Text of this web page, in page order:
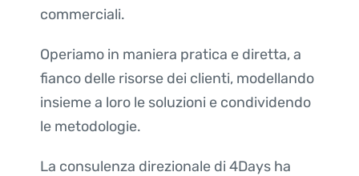
commerciali.
Operiamo in maniera pratica e diretta, a
fianco delle risorse dei clienti, modellando
insieme a loro le soluzioni e condividendo
le metodologie.
La consulenza direzionale di 4Days ha